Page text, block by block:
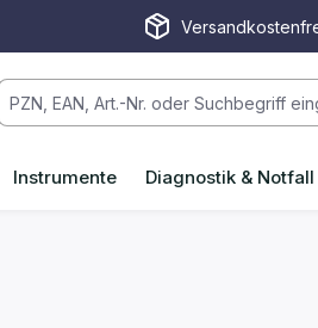
Instrumente Diagnostik & Notfall